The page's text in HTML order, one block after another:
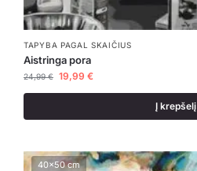
TAPYBA PAGAL SKAIČIUS
Aistringa pora
24,99€ 19,99 €
Į krepšelį
40x50 cm